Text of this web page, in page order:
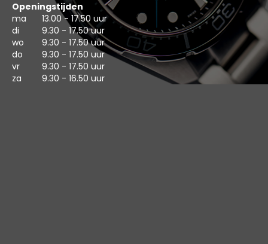
Openingstijden
ma
13.00 - 17.50 uur
di
9.30 - 17.50 uur
wo
9.30 - 17.50 uur
do
9.30 - 17.50 uur
vr
9.30 - 17.50 uur
za
9.30 - 16.50 uur